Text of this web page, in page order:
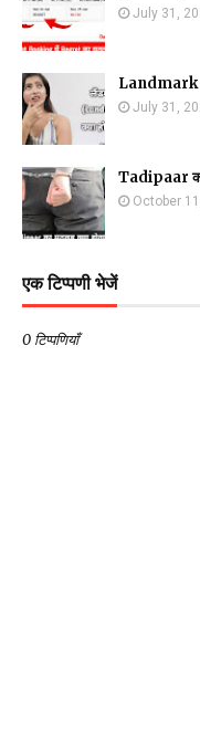
July 31,
Landmark
July 31,
Tadipaar का
October
एक टिप्पणी भेजें
0 टिप्पणियाँ